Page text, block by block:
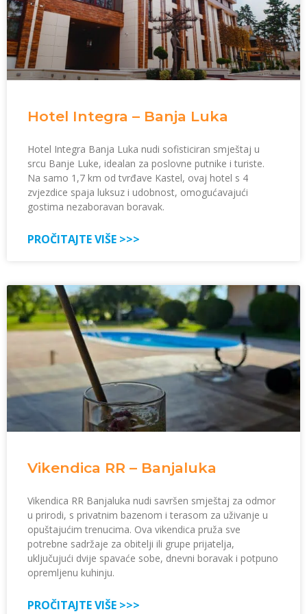
Hotel Integra – Banja Luka
Hotel Integra Banja Luka nudi sofisticiran smještaj u
srcu Banje Luke, idealan za poslovne putnike i turiste.
Na samo 1,7 km od tvrđave Kastel, ovaj hotel s 4
zvjezdice spaja luksuz i udobnost, omogućavajući
gostima nezaboravan boravak.
PROČITAJTE VIŠE >>>
Vikendica RR – Banjaluka
Vikendica RR Banjaluka nudi savršen smještaj za odmor
u prirodi, s privatnim bazenom i terasom za uživanje u
opuštajućim trenucima. Ova vikendica pruža sve
potrebne sadržaje za obitelji ili grupe prijatelja,
uključujući dvije spavaće sobe, dnevni boravak i potpuno
opremljenu kuhinju.
PROČITAJTE VIŠE >>>